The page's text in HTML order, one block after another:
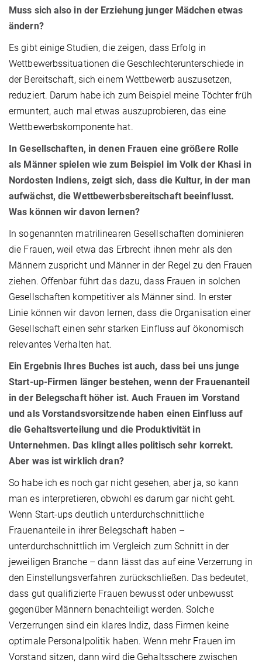
Muss sich also in der Erziehung junger Mädchen etwas
ändern?
Es gibt einige Studien, die zeigen, dass Erfolg in
Wettbewerbssituationen die Geschlechterunterschiede in
der Bereitschaft, sich einem Wettbewerb auszusetzen,
reduziert. Darum habe ich zum Beispiel meine Töchter früh
ermuntert, auch mal etwas auszuprobieren, das eine
Wettbewerbskomponente hat.
In Gesellschaften, in denen Frauen eine größere Rolle
als Männer spielen wie zum Beispiel im Volk der Khasi in
Nordosten Indiens, zeigt sich, dass die Kultur, in der man
aufwächst, die Wettbewerbsbereitschaft beeinflusst.
Was können wir davon lernen?
In sogenannten matrilinearen Gesellschaften dominieren
die Frauen, weil etwa das Erbrecht ihnen mehr als den
Männern zuspricht und Männer in der Regel zu den Frauen
ziehen. Offenbar führt das dazu, dass Frauen in solchen
Gesellschaften kompetitiver als Männer sind. In erster
Linie können wir davon lernen, dass die Organisation einer
Gesellschaft einen sehr starken Einfluss auf ökonomisch
relevantes Verhalten hat.
Ein Ergebnis Ihres Buches ist auch, dass bei uns junge
Start-up-Firmen länger bestehen, wenn der Frauenanteil
in der Belegschaft höher ist. Auch Frauen im Vorstand
und als Vorstandsvorsitzende haben einen Einfluss auf
die Gehaltsverteilung und die Produktivität in
Unternehmen. Das klingt alles politisch sehr korrekt.
Aber was ist wirklich dran?
So habe ich es noch gar nicht gesehen, aber ja, so kann
man es interpretieren, obwohl es darum gar nicht geht.
Wenn Start-ups deutlich unterdurchschnittliche
Frauenanteile in ihrer Belegschaft haben –
unterdurchschnittlich im Vergleich zum Schnitt in der
jeweiligen Branche – dann lässt das auf eine Verzerrung in
den Einstellungsverfahren zurückschließen. Das bedeutet,
dass gut qualifizierte Frauen bewusst oder unbewusst
gegenüber Männern benachteiligt werden. Solche
Verzerrungen sind ein klares Indiz, dass Firmen keine
optimale Personalpolitik haben. Wenn mehr Frauen im
Vorstand sitzen, dann wird die Gehaltsschere zwischen